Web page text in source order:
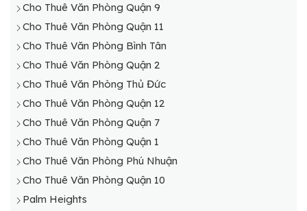
Cho Thuê Văn Phòng Hóc Môn
Cho Thuê Văn Phòng Nhà Bè
Cho Thuê Văn Phòng Thủ Đức
Cho Thuê Văn Phòng Quận 9
Cho Thuê Văn Phòng Quận 11
Cho Thuê Văn Phòng Bình Tân
Cho Thuê Văn Phòng Quận 2
Cho Thuê Văn Phòng Thủ Đức
Cho Thuê Văn Phòng Quận 12
Cho Thuê Văn Phòng Quận 7
Cho Thuê Văn Phòng Quận 1
Cho Thuê Văn Phòng Phú Nhuận
Cho Thuê Văn Phòng Quận 10
Palm Heights